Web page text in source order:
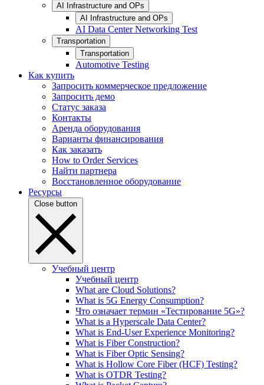
AI Infrastructure and OPs
AI Infrastructure and OPs
AI Data Center Networking Test
Transportation
Transportation
Automotive Testing
Как купить
Запросить коммерческое предложение
Запросить демо
Статус заказа
Контакты
Аренда оборудования
Варианты финансирования
Как заказать
How to Order Services
Найти партнера
Восстановленное оборудование
Ресурсы
Close button
Учебный центр
Учебный центр
What are Cloud Solutions?
What is 5G Energy Consumption?
Что означает термин «Тестирование 5G»?
What is a Hyperscale Data Center?
What is End-User Experience Monitoring?
What is Fiber Construction?
What is Fiber Optic Sensing?
What is Hollow Core Fiber (HCF) Testing?
What is OTDR Testing?